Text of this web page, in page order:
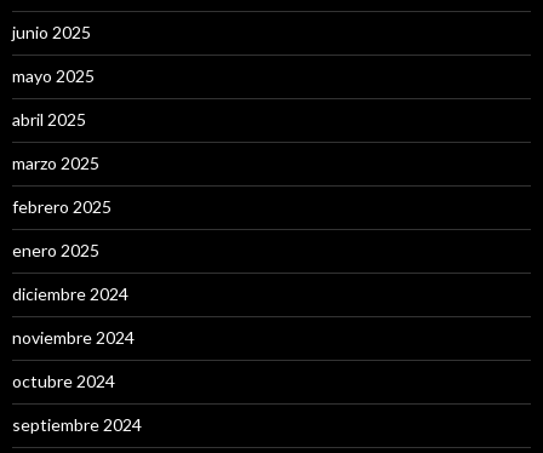
junio 2025
mayo 2025
abril 2025
marzo 2025
febrero 2025
enero 2025
diciembre 2024
noviembre 2024
octubre 2024
septiembre 2024